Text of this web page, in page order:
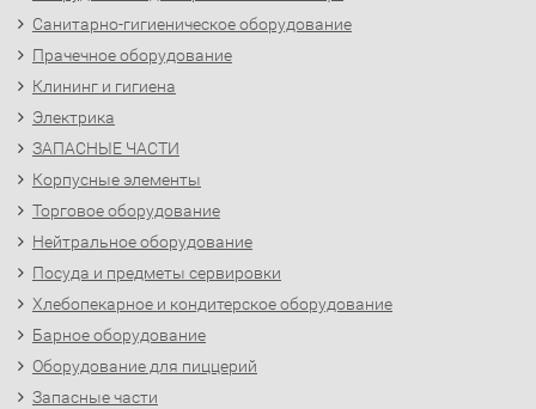
Санитарно-гигиеническое оборудование
Прачечное оборудование
Клининг и гигиена
Электрика
ЗАПАСНЫЕ ЧАСТИ
Корпусные элементы
Торговое оборудование
Нейтральное оборудование
Посуда и предметы сервировки
Хлебопекарное и кондитерское оборудование
Барное оборудование
Оборудование для пиццерий
Запасные части